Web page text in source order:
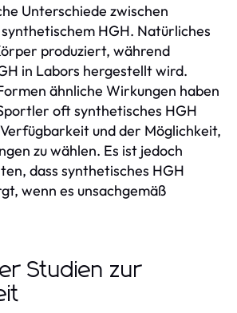
Unterschiede zwischen
HGH. Natürliches
produziert, während
in Labors hergestellt wird.
ähnliche Wirkungen haben
oft synthetisches HGH
und der Möglichkeit,
zu wählen. Es ist jedoch
dass synthetisches HGH
wenn es unsachgemäß
Studien zur